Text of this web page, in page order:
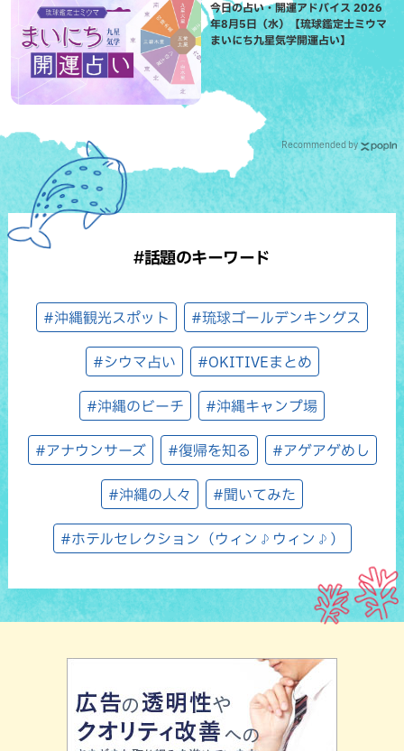
今日の占い・開運アドバイス 2026
年8月5日（水）【琉球鑑定士ミウマ
まいにち九星気学開運占い】
Recommended by
#話題のキーワード
#沖縄観光スポット #琉球ゴールデンキングス
#シウマ占い #OKITIVEまとめ
#沖縄のビーチ #沖縄キャンプ場
#アナウンサーズ #復帰を知る #アゲアゲめし
#沖縄の人々 #聞いてみた
#ホテルセレクション（ウィン♪ウィン♪）